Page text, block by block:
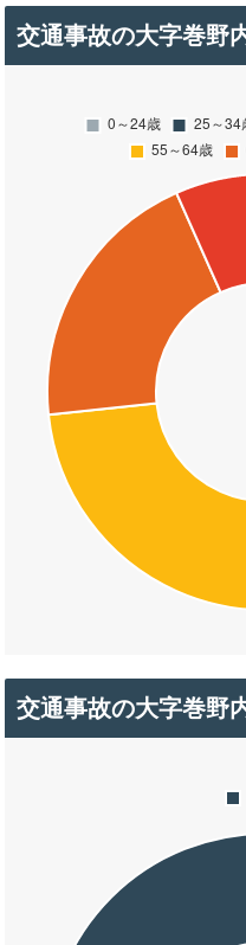
交通事故の大字巻野
交通事故の大字巻野